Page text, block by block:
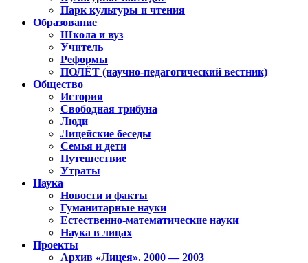
Парк культуры и чтения
Образование
Школа и вуз
Учитель
Реформы
ПОЛЁТ (научно-педагогический вестник)
Общество
История
Свободная трибуна
Люди
Лицейские беседы
Семья и дети
Путешествие
Утраты
Наука
Новости и факты
Гуманитарные науки
Естественно-математические науки
Наука в лицах
Проекты
Архив «Лицея». 2000 — 2003